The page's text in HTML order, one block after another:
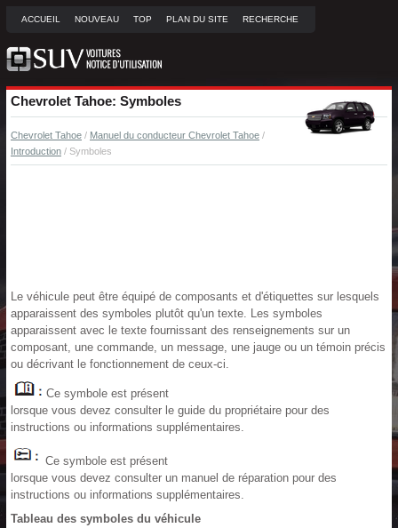
ACCUEIL NOUVEAU TOP PLAN DU SITE RECHERCHE
Chevrolet Tahoe: Symboles
Chevrolet Tahoe / Manuel du conducteur Chevrolet Tahoe /
Introduction / Symboles
Le véhicule peut être équipé de composants et d'étiquettes sur lesquels
apparaissent des symboles plutôt qu'un texte. Les symboles
apparaissent avec le texte fournissant des renseignements sur un
composant, une commande, un message, une jauge ou un témoin précis
ou décrivant le fonctionnement de ceux-ci.
Ce symbole est présent
lorsque vous devez consulter le guide du propriétaire pour des
instructions ou informations supplémentaires.
Ce symbole est présent
lorsque vous devez consulter un manuel de réparation pour des
instructions ou informations supplémentaires.
Tableau des symboles du véhicule